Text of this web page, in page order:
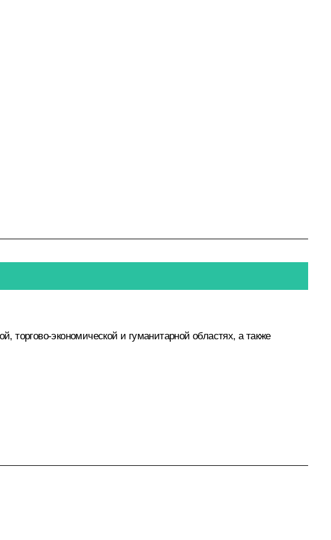
торгово-экономической и гуманитарной областях, а также